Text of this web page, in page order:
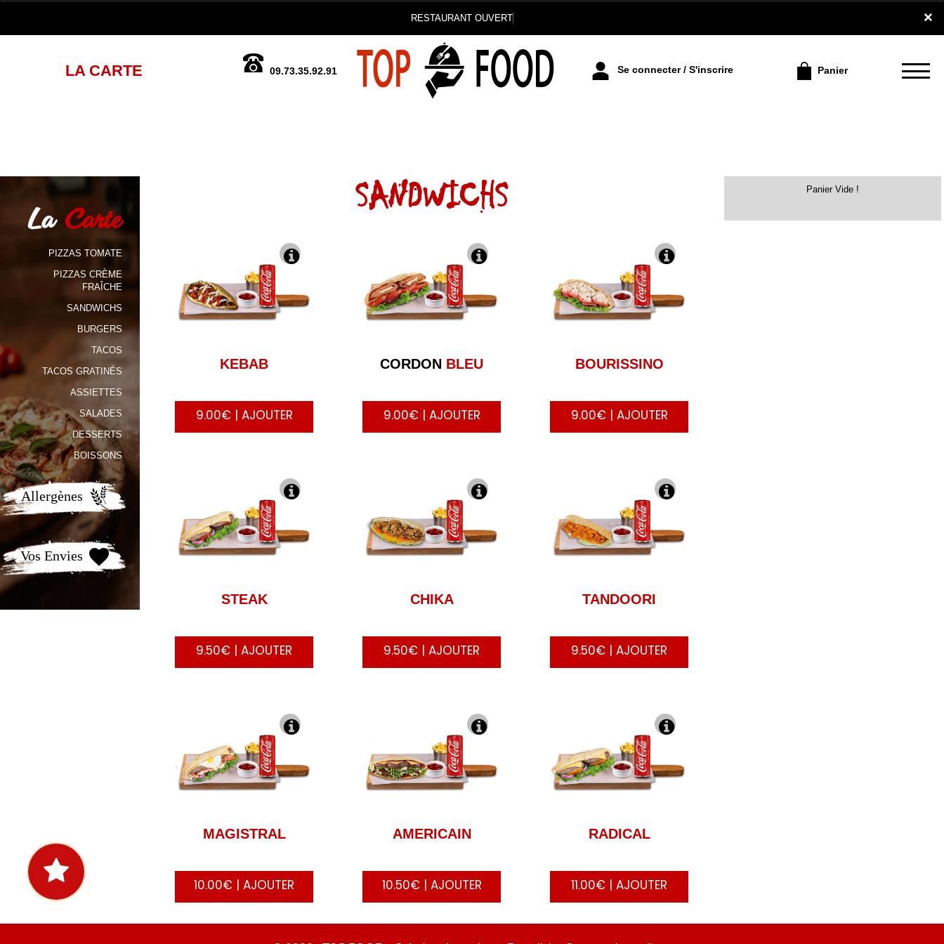
×
RESTAURANT OUVERT
LA CARTE 09.73.35.92.91 Se connecter / S'inscrire Panier
LaCarte
PIZZAS TOMATE
PIZZAS CRÈME
FRAÎCHE
SANDWICHS
BURGERS
TACOS
TACOS GRATINÉS
ASSIETTES
SALADES
DESSERTS
BOISSONS
Allergènes
Vos Envies
SANDWICHS
KEBAB
9.00€ | AJOUTER
CORDON BLEU
9.00€ | AJOUTER
BOURISSINO
9.00€ | AJOUTER
STEAK
9.50€ | AJOUTER
CHIKA
9.50€ | AJOUTER
TANDOORI
9.50€ | AJOUTER
MAGISTRAL
10.00€ | AJOUTER
AMERICAIN
10.50€ | AJOUTER
RADICAL
11.00€ | AJOUTER
Panier Vide !